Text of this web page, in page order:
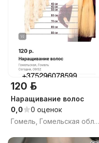
120 р.
Наращивание волос
0,0
0 оценок
Гомель, Гомельская область